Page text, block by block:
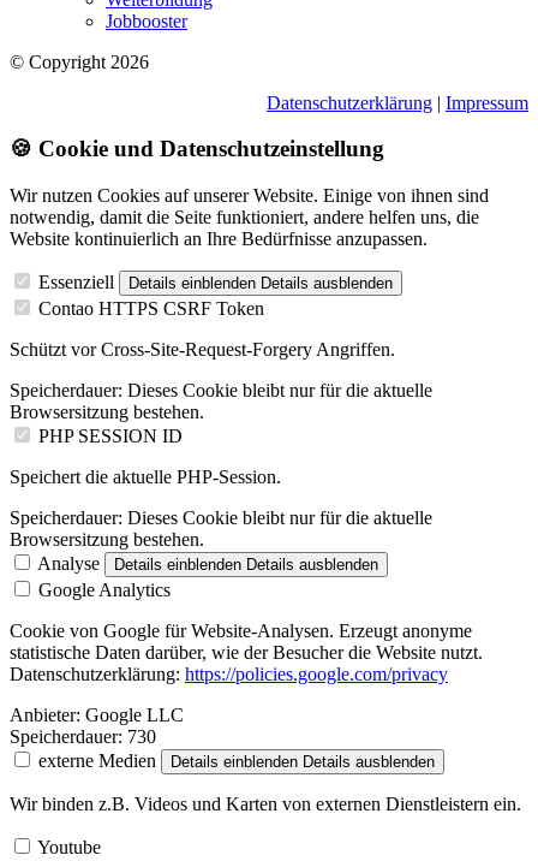
Jobbooster
© Copyright 2026
Datenschutzerklärung | Impressum
🍪 Cookie und Datenschutzeinstellung
Wir nutzen Cookies auf unserer Website. Einige von ihnen sind
notwendig, damit die Seite funktioniert, andere helfen uns, die
Website kontinuierlich an Ihre Bedürfnisse anzupassen.
Essenziell Details einblenden Details ausblenden
Contao HTTPS CSRF Token
Schützt vor Cross-Site-Request-Forgery Angriffen.
Speicherdauer: Dieses Cookie bleibt nur für die aktuelle
Browsersitzung bestehen.
PHP SESSION ID
Speichert die aktuelle PHP-Session.
Speicherdauer: Dieses Cookie bleibt nur für die aktuelle
Browsersitzung bestehen.
Analyse
Details einblenden Details ausblenden
Google Analytics
Cookie von Google für Website-Analysen. Erzeugt anonyme
statistische Daten darüber, wie der Besucher die Website nutzt.
Datenschutzerklärung: https://policies.google.com/privacy
Anbieter: Google LLC
Speicherdauer: 730
externe Medien
Details einblenden Details ausblenden
Wir binden z.B. Videos und Karten von externen Dienstleistern ein.
Youtube